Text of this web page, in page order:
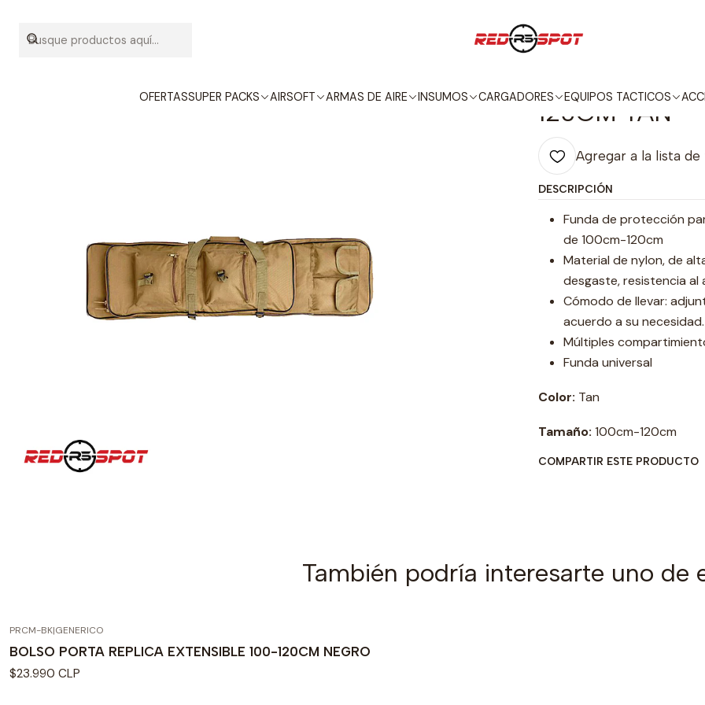
OFERTASSUPER PACKS AIRSOFT ARMAS DE AIRE INSUMOS CARGADORES EQUIPOS TACTICOS
BOLSO
120CM TAN
Agregar a la lista
DESCRIPCIÓN
Funda de protección
de 100cm-120cm
Material de nylon, de
desgaste, resistencia al
Cómodo de llevar:
acuerdo a su necesidad.
Múltiples
Funda universal
Color: Tan
Tamaño: 100cm-120cm
COMPARTIR ESTE PRODUCTO
También podría interesarte uno de
PRCM-BK|GENERICO
BOLSO PORTA REPLICA EXTENSIBLE 100-120CM NEGRO
$23.990 CLP